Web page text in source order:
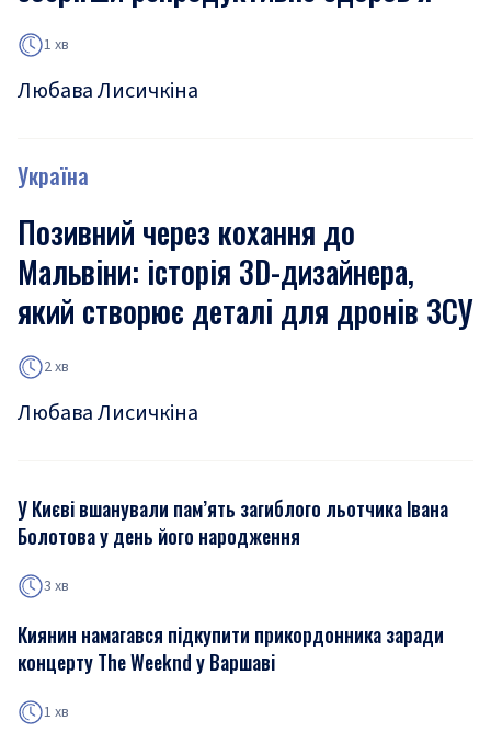
1 хв
Любава Лисичкіна
Україна
Позивний через кохання до
Мальвіни: історія 3D-дизайнера,
який створює деталі для дронів ЗСУ
2 хв
Любава Лисичкіна
У Києві вшанували пам’ять загиблого льотчика Івана
Болотова у день його народження
3 хв
Киянин намагався підкупити прикордонника заради
концерту The Weeknd у Варшаві
1 хв